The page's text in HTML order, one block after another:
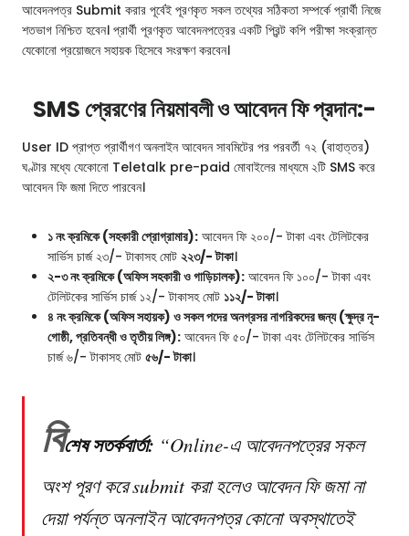
আবেদনপত্র Submit করার পূর্বেই পূরণকৃত সকল তথ্যের সঠিকতা সম্পর্কে প্রার্থী নিজে
শতভাগ নিশ্চিত হবেন। প্রার্থী পূরণকৃত আবেদনপত্রের একটি প্রিন্ট কপি পরীক্ষা সংক্রান্ত
যেকোনো প্রয়োজনে সহায়ক হিসেবে সংরক্ষণ করবেন।
SMS প্রেরণের নিয়মাবলী ও আবেদন ফি প্রদান:-
User ID প্রাপ্ত প্রার্থীগণ অনলাইন আবেদন সাবমিটের পর পরবর্তী ৭২ (বাহাত্তর)
ঘণ্টার মধ্যে যেকোনো Teletalk pre-paid মোবাইলের মাধ্যমে ২টি SMS করে
আবেদন ফি জমা দিতে পারবেন।
১ নং ক্রমিকে (সহকারী প্রোগ্রামার): আবেদন ফি ২০০/- টাকা এবং টেলিটকের
সার্ভিস চার্জ ২৩/- টাকাসহ মোট ২২৩/- টাকা।
২-৩ নং ক্রমিকে (অফিস সহকারী ও গাড়িচালক): আবেদন ফি ১০০/- টাকা এবং
টেলিটকের সার্ভিস চার্জ ১২/- টাকাসহ মোট ১১২/- টাকা।
৪ নং ক্রমিকে (অফিস সহায়ক) ও সকল পদের অনগ্রসর নাগরিকদের জন্য (ক্ষুদ্র নৃ-
গোষ্ঠী, প্রতিবন্ধী ও তৃতীয় লিঙ্গ): আবেদন ফি ৫০/- টাকা এবং টেলিটকের সার্ভিস
চার্জ ৬/- টাকাসহ মোট ৫৬/- টাকা।
বিশেষ সতর্কবার্তা: “Online-এ আবেদনপত্রের সকল
অংশ পূরণ করে submit করা হলেও আবেদন ফি জমা না
দেয়া পর্যন্ত অনলাইন আবেদনপত্র কোনো অবস্থাতেই